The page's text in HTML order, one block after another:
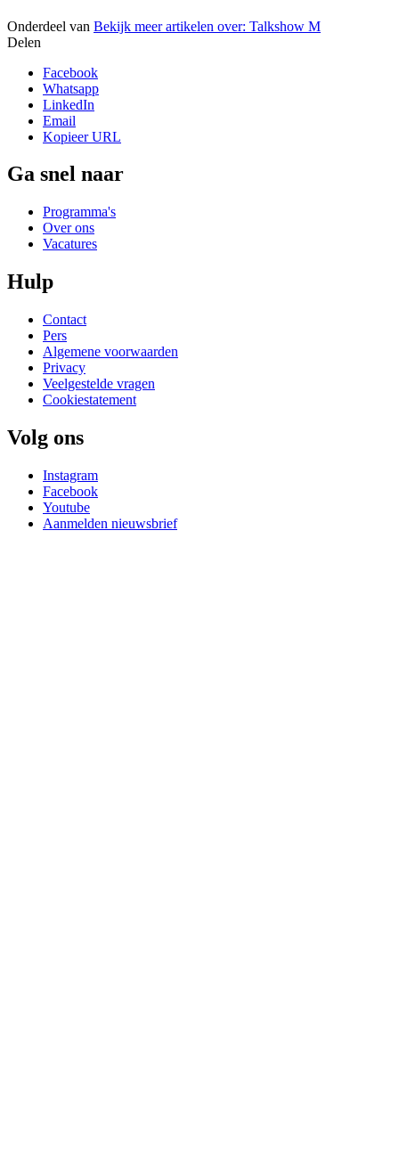
Onderdeel van Bekijk meer artikelen over: Talkshow M
Delen
Facebook
Whatsapp
LinkedIn
Email
Kopieer URL
Ga snel naar
Programma's
Over ons
Vacatures
Hulp
Contact
Pers
Algemene voorwaarden
Privacy
Veelgestelde vragen
Cookiestatement
Volg ons
Instagram
Facebook
Youtube
Aanmelden nieuwsbrief